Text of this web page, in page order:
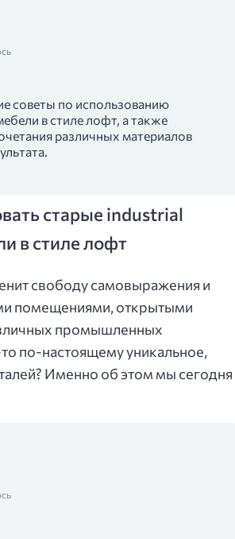
советы по использованию
в стиле лофт, а также
различных материалов
старые industrial
в стиле лофт
свободу самовыражения и
помещениями, открытыми
промышленных
по-настоящему уникальное,
Именно об этом мы сегодня